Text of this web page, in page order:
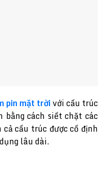
pin mặt trờivới cấu trúc
cách siết chặt các
cấu trúc được cố định
lâu dài.